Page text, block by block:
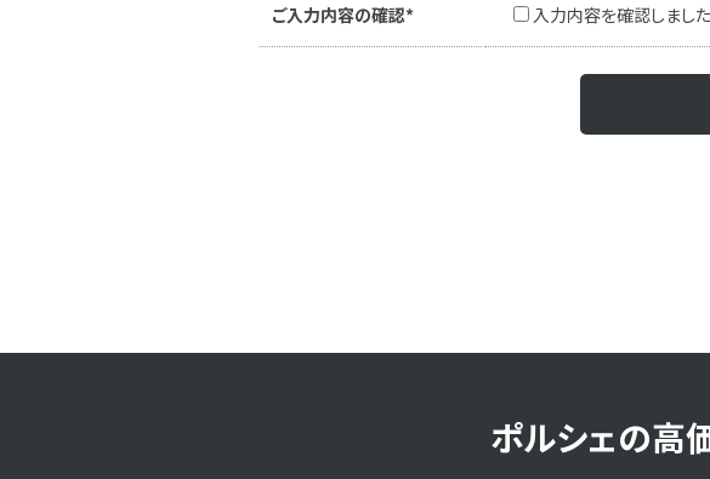
ご入力内容の確認* 入力内容を確認しました
ポルシェの高